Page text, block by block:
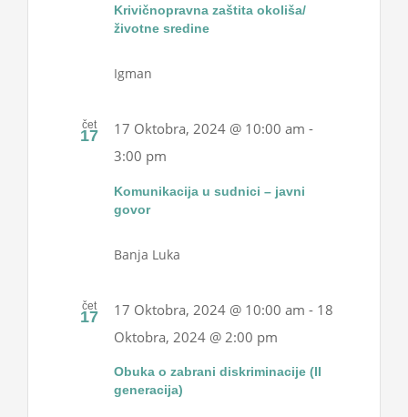
Krivičnopravna zaštita okoliša/
životne sredine
Igman
čet
17
Komunikacija u sudnici – javni
govor
17 Oktobra, 2024 @ 10:00 am -
3:00 pm
Banja Luka
čet
17
Obuka o zabrani diskriminacije (II
generacija)
17 Oktobra, 2024 @ 10:00 am - 18
Oktobra, 2024 @ 2:00 pm